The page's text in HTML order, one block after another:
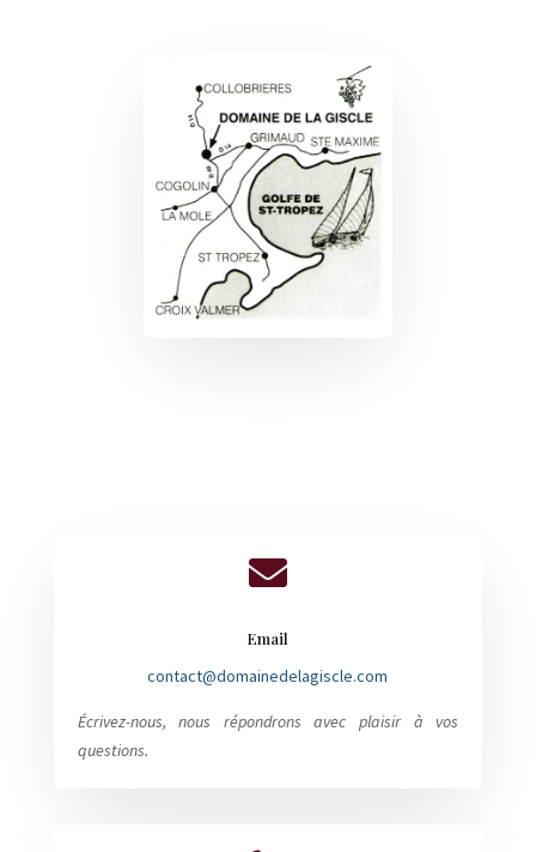

Email
contact@domainedelagiscle.com
Écrivez-nous, nous répondrons avec plaisir à vos
questions.